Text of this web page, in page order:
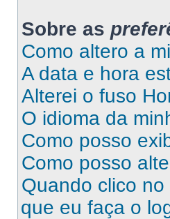
Sobre as
Como altero a
A data e hora
Alterei o fuso
O idioma da
Como posso
Como posso
Quando clico
que eu faça o